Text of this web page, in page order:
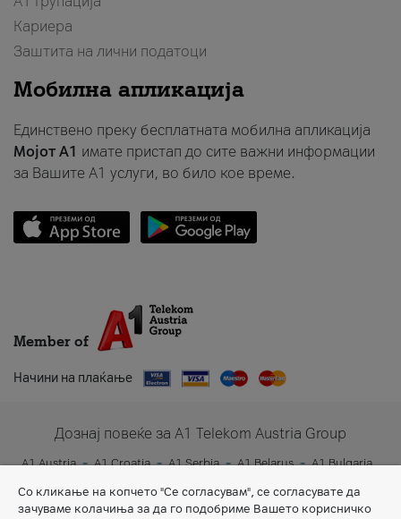
Кариера
Заштита на лични податоци
Мобилна апликација
Единствено преку бесплатната мобилна апликација
Мојот A1 имате пристап до сите важни информации
за Вашите A1 услуги, во било кое време.
Member of
Начини на плаќање
Дознај повеќе за A1 Telekom Austria Group
A1 Austria A1 Croatia A1 Serbia A1 Belarus
A1 Bulgaria
A1 Slovenia
A1 Digital
Со кликање на копчето "Се согласувам", се согласувате да
зачуваме колачиња за да го подобриме Вашето корисничко